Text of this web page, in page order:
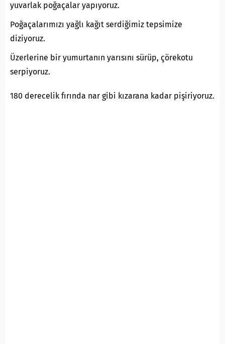
yuvarlak poğaçalar yapıyoruz.
Poğaçalarımızı yağlı kağıt serdiğimiz tepsimize
diziyoruz.
Üzerlerine bir yumurtanın yarısını sürüp, çörekotu
serpiyoruz.
180 derecelik fırında nar gibi kızarana kadar pişiriyoruz.